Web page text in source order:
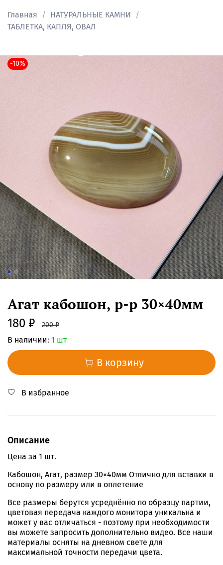
Главная
НАТУРАЛЬНЫЕ КАМНИ
ТАБЛЕТКА, КАПЛЯ, ОВАЛ
-10%
Агат кабошон, р-р 30×40мм
180 ₽ 200 ₽
В наличии: 1 шт
В корзину
В избранное
Описание
Цена за 1 шт.
Кабошон, Агат, размер 30×40мм Отлично для вставки в
основу по размеру или в оплетение
Все размеры берутся усреднённо по образцу партии,
цветовая передача каждого монитора уникальна и
может у вас отличаться - поэтому при необходимости
вы можете запросить дополнительно видео. Все наши
материалы осняты на дневном свете для
максимальной точности передачи цвета.